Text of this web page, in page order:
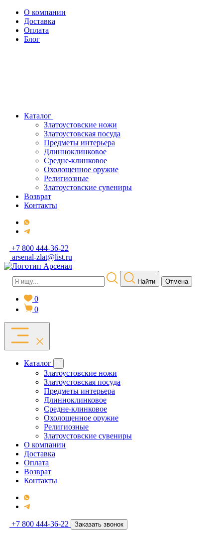
О компании
Доставка
Оплата
Блог
Каталог
Златоустовские ножи
Златоустовская посуда
Предметы интерьера
Длинноклинковое
Средне-клинковое
Охолощенное оружие
Религиозные
Златоустовские сувениры
Возврат
Контакты
+7 800 444-36-22
arsenal-zlat@list.ru
Найти Отмена
0
0
Каталог
Златоустовские ножи
Златоустовская посуда
Предметы интерьера
Длинноклинковое
Средне-клинковое
Охолощенное оружие
Религиозные
Златоустовские сувениры
О компании
Доставка
Оплата
Возврат
Контакты
+7 800 444-36-22 Заказать звонок